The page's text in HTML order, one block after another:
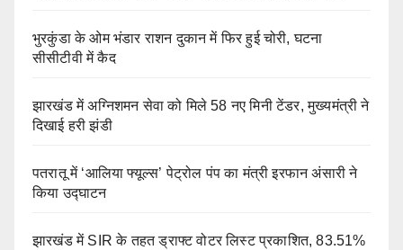
भुरकुंडा के ओम भंडार राशन दुकान में फिर हुई चोरी, घटना
सीसीटीवी में कैद
झारखंड में अग्निशमन सेवा को मिले 58 नए मिनी टेंडर, मुख्यमंत्री ने
दिखाई हरी झंडी
पतरातू में ‘आलिया फ्यूल्स’ पेट्रोल पंप का मंत्री इरफान अंसारी ने
किया उद्घाटन
झारखंड में SIR के तहत ड्राफ्ट वोटर लिस्ट प्रकाशित, 83.51%